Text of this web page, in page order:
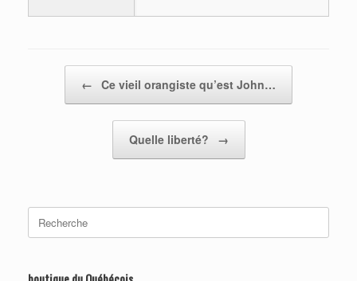
← Ce vieil orangiste qu’est John…
Quelle liberté? →
Search
for: